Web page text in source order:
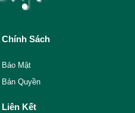
Chính Sách
Bảo Mật
Bản Quyền
Liên Kết